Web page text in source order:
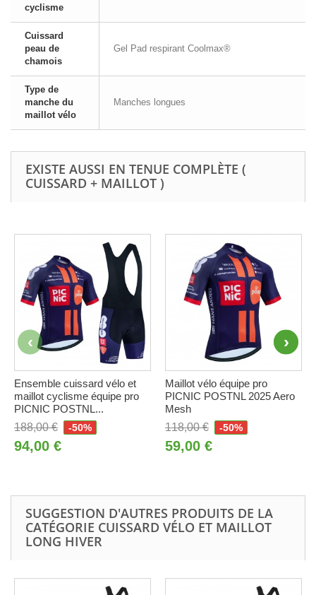
cyclisme
Cuissard
peau de
chamois
Gel Pad respirant Coolmax®
Type de
manche du
maillot vélo
Manches longues
EXISTE AUSSI EN TENUE COMPLÈTE (
CUISSARD + MAILLOT )
Ensemble cuissard vélo et
maillot cyclisme équipe pro
PICNIC POSTNL...
188,00 €
-50%
94,00 €
Maillot vélo équipe pro
PICNIC POSTNL 2025 Aero
Mesh
118,00 €
-50%
59,00 €
SUGGESTION D'AUTRES PRODUITS DE LA
CATÉGORIE CUISSARD VÉLO ET MAILLOT
LONG HIVER